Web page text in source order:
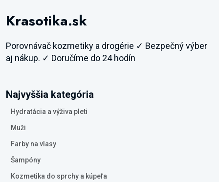
Krasotika.sk
Porovnávač kozmetiky a drogérie ✓ Bezpečný výber
aj nákup. ✓ Doručíme do 24 hodín
Najvyššia kategória
Hydratácia a výživa pleti
Muži
Farby na vlasy
Šampóny
Kozmetika do sprchy a kúpeľa